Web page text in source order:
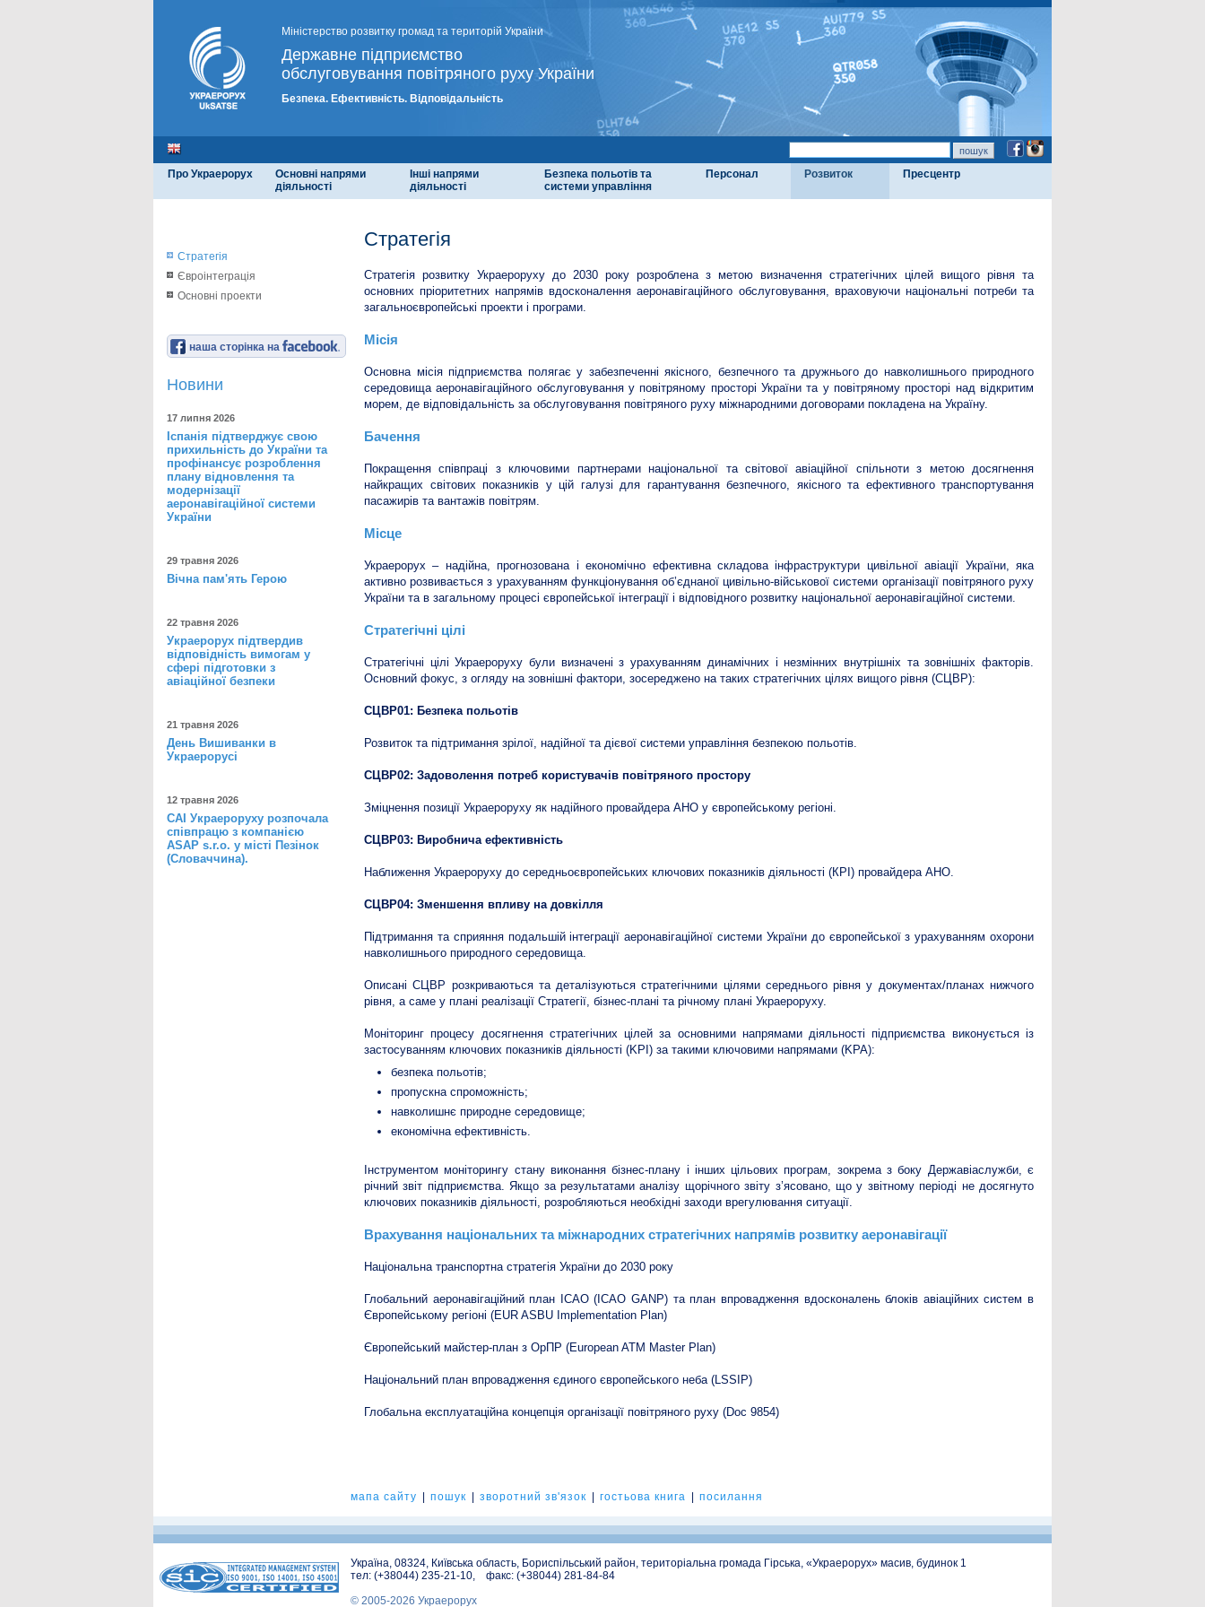
Міністерство розвитку громад та територій України
Державне підприємство
обслуговування повітряного руху України
Безпека. Ефективність. Відповідальність
Про Украерорух
Основні напрями
діяльності
Інші напрями
діяльності
Безпека польотів та
системи управління
Персонал Розвиток Пресцентр
Стратегія
Євроінтеграція
Основні проекти
наша сторінка на
Новини
17 липня 2026
Іспанія підтверджує свою
прихильність до України та
профінансує розроблення
плану відновлення та
модернізації
аеронавігаційної системи
України
29 травня 2026
Вічна пам'ять Герою
22 травня 2026
Украерорух підтвердив
відповідність вимогам у
сфері підготовки з
авіаційної безпеки
21 травня 2026
День Вишиванки в
Украерорусі
12 травня 2026
САІ Украероруху розпочала
співпрацю з компанією
ASAP s.r.o. у місті Пезінок
(Словаччина).
Стратегія
Стратегія розвитку Украероруху до 2030 року розроблена з метою визначення стратегічних цілей вищого рівня та
основних пріоритетних напрямів вдосконалення аеронавігаційного обслуговування, враховуючи національні потреби та
загальноєвропейські проекти і програми.
Місія
Основна місія підприємства полягає у забезпеченні якісного, безпечного та дружнього до навколишнього природного
середовища аеронавігаційного обслуговування у повітряному просторі України та у повітряному просторі над відкритим
морем, де відповідальність за обслуговування повітряного руху міжнародними договорами покладена на Україну.
Бачення
Покращення співпраці з ключовими партнерами національної та світової авіаційної спільноти з метою досягнення
найкращих світових показників у цій галузі для гарантування безпечного, якісного та ефективного транспортування
пасажирів та вантажів повітрям.
Місце
Украерорух – надійна, прогнозована і економічно ефективна складова інфраструктури цивільної авіації України, яка
активно розвивається з урахуванням функціонування об’єднаної цивільно-військової системи організації повітряного руху
України та в загальному процесі європейської інтеграції і відповідного розвитку національної аеронавігаційної системи.
Стратегічні цілі
Стратегічні цілі Украероруху були визначені з урахуванням динамічних і незмінних внутрішніх та зовнішніх факторів.
Основний фокус, з огляду на зовнішні фактори, зосереджено на таких стратегічних цілях вищого рівня (СЦВР):
СЦВР01: Безпека польотів
Розвиток та підтримання зрілої, надійної та дієвої системи управління безпекою польотів.
СЦВР02: Задоволення потреб користувачів повітряного простору
Зміцнення позиції Украероруху як надійного провайдера АНО у європейському регіоні.
СЦВР03: Виробнича ефективність
Наближення Украероруху до середньоєвропейських ключових показників діяльності (КРІ) провайдера АНО.
СЦВР04: Зменшення впливу на довкілля
Підтримання та сприяння подальшій інтеграції аеронавігаційної системи України до європейської з урахуванням охорони
навколишнього природного середовища.
Описані СЦВР розкриваються та деталізуються стратегічними цілями середнього рівня у документах/планах нижчого
рівня, а саме у плані реалізації Стратегії, бізнес-плані та річному плані Украероруху.
Моніторинг процесу досягнення стратегічних цілей за основними напрямами діяльності підприємства виконується із
застосуванням ключових показників діяльності (KPI) за такими ключовими напрямами (KPA):
безпека польотів;
пропускна спроможність;
навколишнє природне середовище;
економічна ефективність.
Інструментом моніторингу стану виконання бізнес-плану і інших цільових програм, зокрема з боку Державіаслужби, є
річний звіт підприємства. Якщо за результатами аналізу щорічного звіту з’ясовано, що у звітному періоді не досягнуто
ключових показників діяльності, розробляються необхідні заходи врегулювання ситуації.
Врахування національних та міжнародних стратегічних напрямів розвитку аеронавігації
Національна транспортна стратегія України до 2030 року
Глобальний аеронавігаційний план ICAO (ICAO GANP) та план впровадження вдосконалень блоків авіаційних систем в
Європейському регіоні (EUR ASBU Implementation Plan)
Європейський майстер-план з ОрПР (European ATM Master Plan)
Національний план впровадження єдиного європейського неба (LSSIP)
Глобальна експлуатаційна концепція організації повітряного руху (Doc 9854)
мапа сайту пошук зворотний зв'язок гостьова книга посилання
Україна, 08324, Київська область, Бориспільський район, територіальна громада Гірська, «Украерорух» масив, будинок 1
тел: (+38044) 235-21-10, факс: (+38044) 281-84-84
© 2005-2026 Украерорух